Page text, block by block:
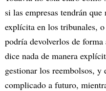
si las empresas tendrán
explícita en los tribunales,
podría devolverlos de
dice nada de manera
gestionar los reembolsos, y
complicado a futuro,